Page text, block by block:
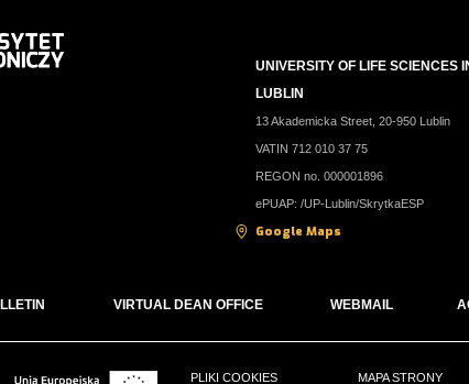
UNIVERSITY OF LIFE SCIENCES
LUBLIN
13 Akademicka Street, 20-950 Lublin
VATIN 712 010 37 75
REGON no. 000001896
ePUAP: /UP-Lublin/SkrytkaESP
Google Maps
VIRTUAL DEAN OFFICE WEBMAIL
PLIKI COOKIES MAPA STRONY